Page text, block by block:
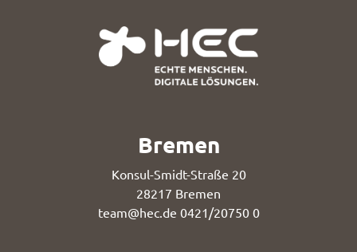
Bremen
Konsul-Smidt-Straße 20
28217 Bremen
team@hec.de 0421/20750 0